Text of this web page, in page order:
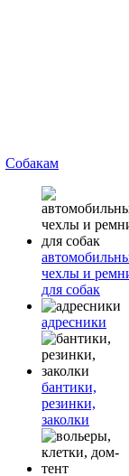
Собакам
чехлы и
для собак
адресники
бантики,
резинки,
заколки